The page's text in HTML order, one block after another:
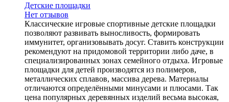
Детские площадки
Нет отзывов
Классические игровые спортивные детские площадки
позволяют развивать выносливость, формировать
иммунитет, организовывать досуг. Ставить конструкции
рекомендуют на придомовой территории либо даче, в
специализированных зонах семейного отдыха. Игровые
площадки для детей производятся из полимеров,
металлических сплавов, массива дерева. Материалы
отличаются определёнными минусами и плюсами. Так
цена популярных деревянных изделий весьма высокая,